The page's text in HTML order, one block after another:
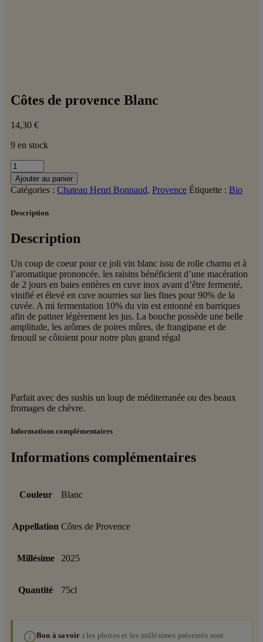
Côtes de provence Blanc
14,30 €
9 en stock
quantité
de
Côtes
de
Blanc
Ajouter au panier
Catégories : Chateau Henri Bonnaud, Provence Étiquette : Bio
Description
Description
Un coup de coeur pour ce joli vin blanc issu de rolle charnu et à
l’aromatique prononcée. les raisins bénéficient d’une macération
de 2 jours en baies entières en cuve inox avant d’être fermenté,
vinifié et élevé en cuve nourries sur lies fines pour 90% de la
cuvée. A mi fermentation 10% du vin est entonné en barriques
afin de patiner légèrement les jus. La bouche possède une belle
amplitude, les arômes de poires mûres, de frangipane et de
fenouil se côtoient pour notre plus grand régal
Parfait avec des sushis un loup de méditerranée ou des beaux
fromages de chèvre.
Informations complémentaires
Informations complémentaires
Couleur Blanc
Appellation Côtes de Provence
Millésime 2025
Quantité 75cl
Bon à savoir : les photos et les millésimes présentés sont